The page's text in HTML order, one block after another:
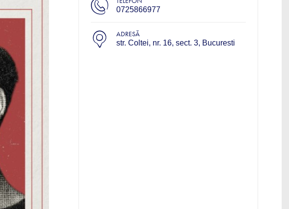
0725866977
ADRESĂ
str. Coltei, nr. 16, sect. 3, Bucuresti